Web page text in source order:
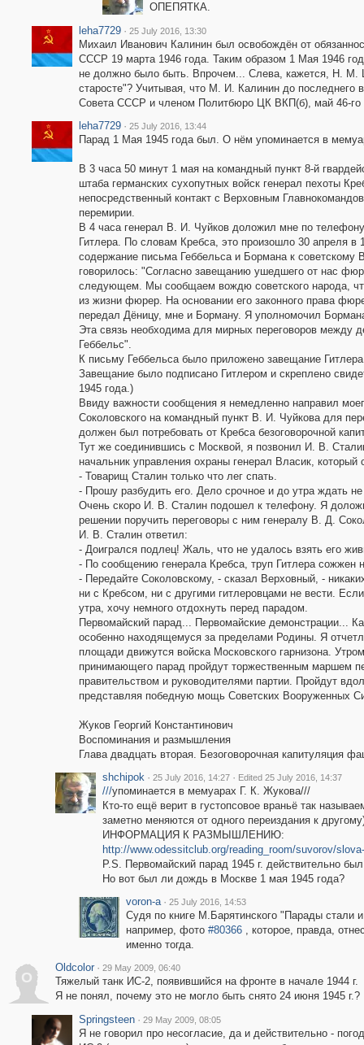
ОПЕПЯТКА.
leha7729 · 25 July 2016, 13:30
Михаил Иванович Калинин был освобождён от
СССР 19 марта 1946 года. Таким образом 1 Мая 1946
не должно было быть. Впрочем... Слева, кажется, Н.
старосте"? Учитывая, что М. И. Калинин до последнего
Совета СССР и членом Политбюро ЦК ВКП(б), май 46-го
leha7729 · 25 July 2016, 13:44
Парад 1 Мая 1945 года был. О нём упоминается в
В 3 часа 50 минут 1 мая на командный пункт 8-й
штаба германских сухопутных войск генерал пехоты
непосредственный контакт с Верховным
перемирии.
В 4 часа генерал В. И. Чуйков доложил мне по
Гитлера. По словам Кребса, это произошло 30 апреля
содержание письма Геббельса и Бормана к
говорилось: "Согласно завещанию ушедшего от нас
следующем. Мы сообщаем вождю советского народа,
из жизни фюрер. На основании его законного права
передал Дёницу, мне и Борману. Я уполномочил
Эта связь необходима для мирных переговоров между
Геббельс".
К письму Геббельса было приложено завещание
Завещание было подписано Гитлером и скреплено
1945 года.)
Ввиду важности сообщения я немедленно направил
Соколовского на командный пункт В. И. Чуйкова для
должен был потребовать от Кребса безоговорочной
Тут же соединившись с Москвой, я позвонил И. В.
начальник управления охраны генерал Власик, который
- Товарищ Сталин только что лег спать.
- Прошу разбудить его. Дело срочное и до утра ждать
Очень скоро И. В. Сталин подошел к телефону. Я
решении поручить переговоры с ним генералу В. Д.
И. В. Сталин ответил:
- Доигрался подлец! Жаль, что не удалось взять его
- По сообщению генерала Кребса, труп Гитлера сожжен
- Передайте Соколовскому, - сказал Верховный, -
ни с Кребсом, ни с другими гитлеровцами не вести.
утра, хочу немного отдохнуть перед парадом.
Первомайский парад... Первомайские демонстрации...
особенно находящемуся за пределами Родины. Я
площади движутся войска Московского гарнизона.
принимающего парад пройдут торжественным маршем
правительством и руководителями партии. Пройдут
представляя победную мощь Советских Вооруженных
Жуков Георгий Константинович
Воспоминания и размышления
Глава двадцать вторая. Безоговорочная капитуляция
shchipok · 25 July 2016, 14:27 · Edited 25 July 2016, 14:37
///упоминается в мемуарах Г. К. Жукова///
Кто-то ещё верит в густопсовое враньё так
заметно меняются от одного переиздания к
ИНФОРМАЦИЯ К РАЗМЫШЛЕНИЮ:
http://www.odessitclub.org/reading_room/suvorov/
P.S. Первомайский парад 1945 г. действительно
Но вот был ли дождь в Москве 1 мая 1945 года?
voron-a · 25 July 2016, 14:53
Судя по книге М.Барятинского "Парады стали
например, фото #80366, которое, правда,
именно тогда.
O
Oldcolor · 29 May 2009, 06:40
Тяжелый танк ИС-2, появившийся на фронте в начале 1944 г.
Я не понял, почему это не могло быть снято 24 июня 1945 г.?
Springsteen · 29 May 2009, 08:05
Я не говорил про несогласие, да и действительно -